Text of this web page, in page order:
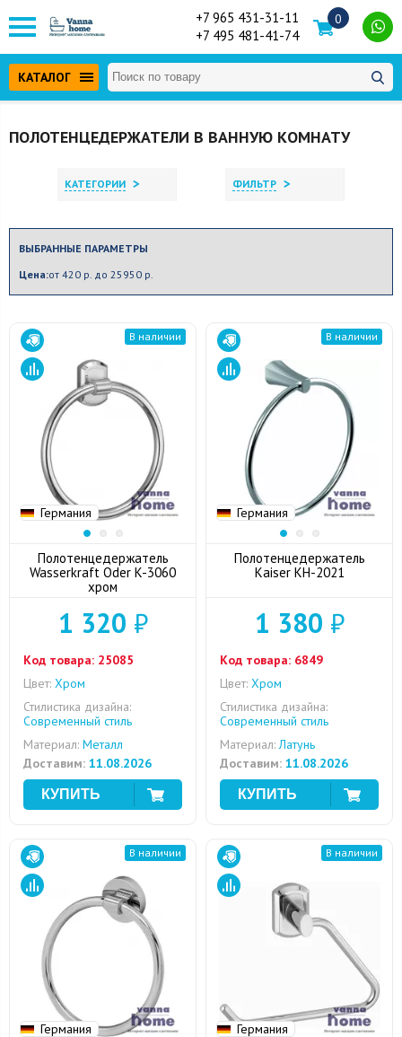
+7 965 431-31-11
+7 495 481-41-74
0
КАТАЛОГ
ПОЛОТЕНЦЕДЕРЖАТЕЛИ В ВАННУЮ КОМНАТУ
КАТЕГОРИИ > ФИЛЬТР >
ВЫБРАННЫЕ ПАРАМЕТРЫ
Цена:от 420 р. до 25950 р.
Германия
В наличии
Полотенцедержатель
Wasserkraft Oder K-3060
хром
1 320 ₽
Код товара: 25085
Цвет: Хром
Стилистика дизайна:
Современный стиль
Материал: Металл
Доставим: 11.08.2026
Германия
В наличии
Полотенцедержатель
Kaiser KH-2021
1 380 ₽
Код товара: 6849
Цвет: Хром
Стилистика дизайна:
Современный стиль
Материал:Латунь
Доставим: 11.08.2026
Германия
В наличии
Германия
В наличии